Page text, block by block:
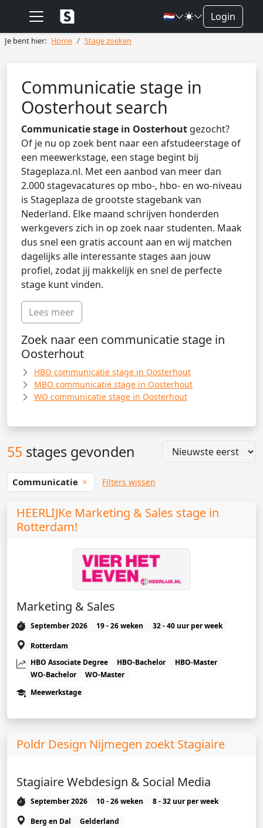
🇳🇱 Login
Je bent hier: Home Stage zoeken
Communicatie stage in
Oosterhout search
Communicatie stage in Oosterhout gezocht?
Of je nu op zoek bent naar een afstudeerstage of
een meewerkstage, een stage begint bij
Stageplaza.nl. Met een aanbod van meer dan
2.000 stagevacatures op mbo-, hbo- en wo-niveau
is Stageplaza de grootste stagebank van
Nederland. Elke maand schrijven honderden
werkgevers zich in op zoek naar studenten. Maak
dus snel een gratis account aan en wij matchen
dagelijks alle interessante stages aan jouw
profiel, zodat jij makkelijk en snel de perfecte
stage kunt vinden.
Lees meer
Zoek naar een communicatie stage in
Oosterhout
HBO communicatie stage in Oosterhout
MBO communicatie stage in Oosterhout
WO communicatie stage in Oosterhout
55 stages gevonden
Communicatie Filters wissen
HEERLIJKe Marketing & Sales stage in
Rotterdam!
Marketing & Sales
September 2026 19 - 26 weken
32 - 40 uur per week
Rotterdam
HBO Associate Degree
HBO-Bachelor
HBO-Master
WO-Bachelor
WO-Master
Meewerkstage
Poldr Design Nijmegen zoekt Stagiaire
Stagiaire Webdesign & Social Media
September 2026 10 - 26 weken
8 - 32 uur per week
Berg en Dal
Gelderland